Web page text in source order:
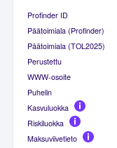
Profinder ID
Päätoimiala (Profinder)
Päätoimiala (TOL2025)
Perustettu
WWW-osoite
Puhelin
Kasvuluokka
Riskiluokka
Maksuviivetieto